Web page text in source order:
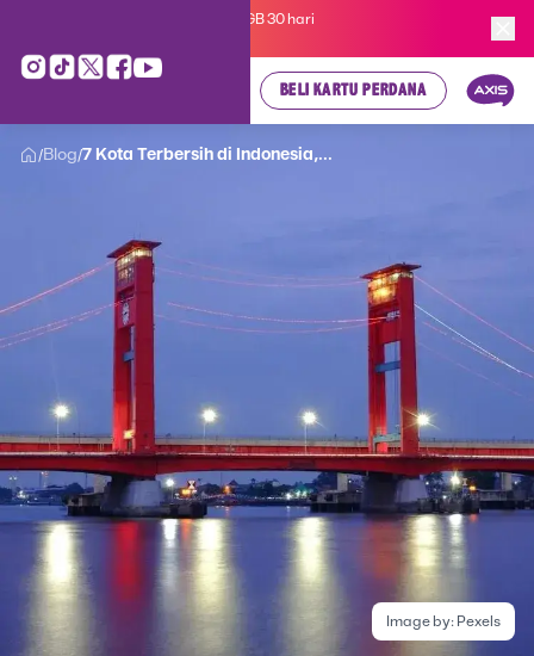
Kartu Perdana AXIS Suka-Suka 3GB 30 hari
BELI KARTU PERDANA
/Blog/7 Kota Terbersih di Indonesia,...
Image by: Pexels